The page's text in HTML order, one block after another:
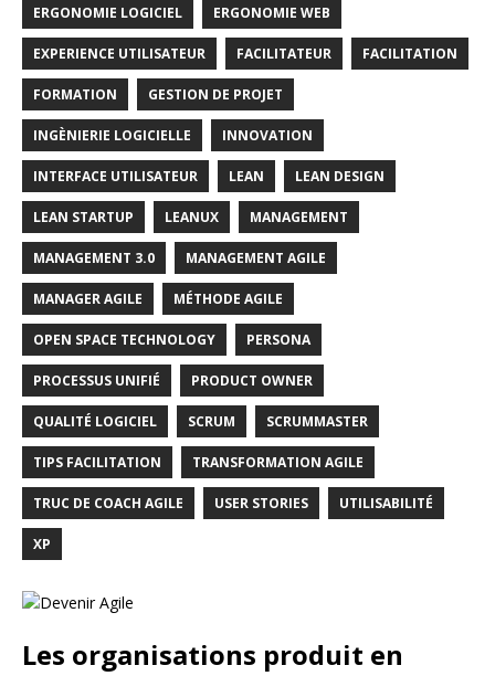
ERGONOMIE LOGICIEL ERGONOMIE WEB
EXPERIENCE UTILISATEUR FACILITATEUR FACILITATION
FORMATION GESTION DE PROJET
INGÈNIERIE LOGICIELLE INNOVATION
INTERFACE UTILISATEUR LEAN LEAN DESIGN
LEAN STARTUP LEANUX MANAGEMENT
MANAGEMENT 3.0 MANAGEMENT AGILE
MANAGER AGILE MÉTHODE AGILE
OPEN SPACE TECHNOLOGY PERSONA
PROCESSUS UNIFIÉ PRODUCT OWNER
QUALITÉ LOGICIEL SCRUM SCRUMMASTER
TIPS FACILITATION TRANSFORMATION AGILE
TRUC DE COACH AGILE USER STORIES UTILISABILITÉ
XP
Les organisations produit en